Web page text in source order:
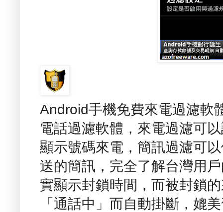
Android手機免費來電過濾軟
電話過濾軟體，來電過濾可
顯示號碼來電，簡訊過濾可
送的簡訊，完全了解台灣用
實顯示封鎖時間，而被封鎖
「通話中」而自動掛斷，媲